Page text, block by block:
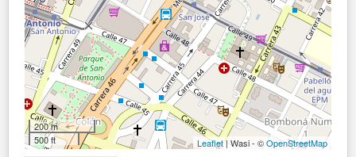
200 m
500 ft
Leaflet| Wasi - ©OpenStreetMap